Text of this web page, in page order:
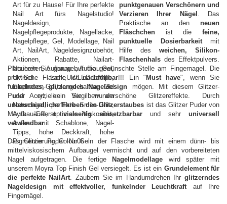
punktgenauen Verschönern und
Verzieren Ihrer Nägel . Das
Praktische an den neuen
Fläschchen ist die feine,
punktuelle Dosierbarkeit mit
Hilfe des weichen, Silikon-
Flaschenhals des Effektpulvers.
Platzieren Sie genau auf die gewünschte Stelle am Fingernagel. Die
praktische Flasche istnachfüllbar!!! Ein "Must have", wenn Sie
funkelndes, glitzerndes Nageldesign mögen. Mit diesem Glitzer-
Puder erzielen Sie wunderschöne Glitzereffekte. Durch
unterschiedliche Farben des Glitzerstaubes ist das Glitzer Puder von
Moyra äußerstvielseitig einsetzbarbar und sehruniversell
verwendbar.
Das Glitzer Puder Nr.06 in der Flasche wird mit einem dünn- bis
mittelviskosischem Aufbaugel vermischt und auf den vorbereiteten
Nagel aufgetragen. Die fertigeNagelmodellage wird später mit
unserem Moyra Top Finish Gel versiegelt. Es ist ein Grundelement für
die perfekte NailArt . Zaubern Sie im Handumdrehen Ihr glitzerndes
Nageldesign mit effektvoller, funkelnder Leuchtkraft auf Ihre
Fingernägel.